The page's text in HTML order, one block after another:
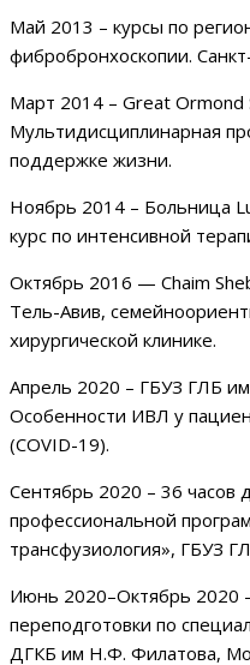
Май 2013 – курсы по
фибробронхоскопии.
Март 2014 – Great
Мультидисциплинарная
поддержке жизни.
Ноябрь 2014 – Больница
курс по интенсивной
Октябрь 2016 — Chaim
Тель-Авив,
хирургической клинике.
Апрель 2020 – ГБУЗ ГЛБ
Особенности ИВЛ у
(COVID-19).
Сентябрь 2020 – 36 часов
профессиональной
трансфузиология», ГБУЗ
Июнь 2020–Октябрь 2020
переподготовки по
ДГКБ им Н.Ф. Филатова,